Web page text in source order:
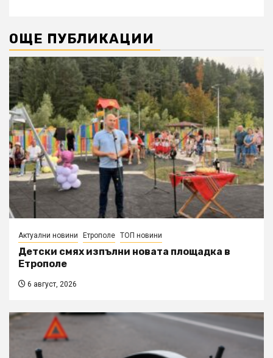
ОЩЕ ПУБЛИКАЦИИ
Актуални новини Етрополе ТОП новини
Детски смях изпълни новата площадка в
Етрополе
6 август, 2026